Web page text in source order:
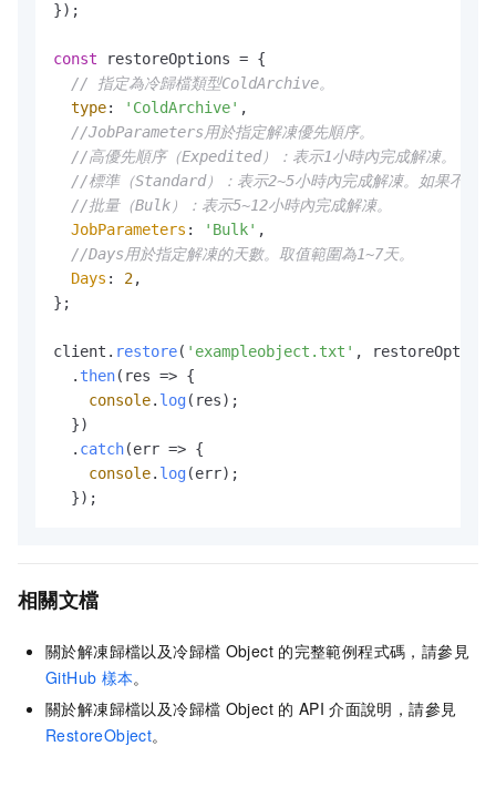
});
const restoreOptions = {
// 指定為冷歸檔類型ColdArchive。
type: 'ColdArchive' ,
//JobParameters用於指定解凍優先順序。
//高優先順序（Expedited）：表示1小時內完成解凍。
//標準（Standard）：表示2~5小時內完成解凍。如果不傳
//批量（Bulk）：表示5~12小時內完成解凍。
JobParameters : 'Bulk' ,
//Days用於指定解凍的天數。取值範圍為1~7天。
Days : 2,
};
client. restore( 'exampleobject.txt' ,
  .
then( res => {
console. log(res);
  })
  .
catch(err => {
console. log(err);
  });
相關文檔
關於解凍歸檔以及冷歸檔 Object 的完整範例程式碼，請參見
GitHub 樣本。
關於解凍歸檔以及冷歸檔 Object 的 API 介面說明，請參見
RestoreObject。